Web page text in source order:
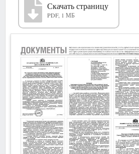
Скачать страницу
PDF, 1 МБ